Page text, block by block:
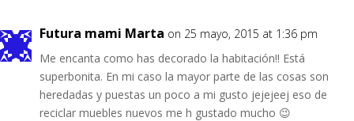
Futura mami Marta on 25 mayo, 2015 at 1:36 pm
Me encanta como has decorado la habitación!! Está
superbonita. En mi caso la mayor parte de las cosas son
heredadas y puestas un poco a mi gusto jejejeej eso de
reciclar muebles nuevos me h gustado mucho 😉